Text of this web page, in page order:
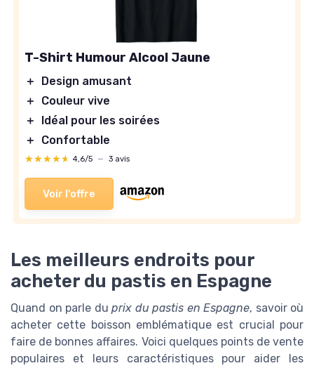
T-Shirt Humour Alcool Jaune
＋
Design amusant
＋
Couleur vive
＋
Idéal pour les soirées
＋
Confortable
★★★★★
★★★★★ 4,6/5 — 3 avis
Voir l'offre
Les meilleurs endroits pour
acheter du pastis en Espagne
Quand on parle du prix du pastis en Espagne, savoir où
acheter cette boisson emblématique est crucial pour
faire de bonnes affaires. Voici quelques points de vente
populaires et leurs caractéristiques pour aider les